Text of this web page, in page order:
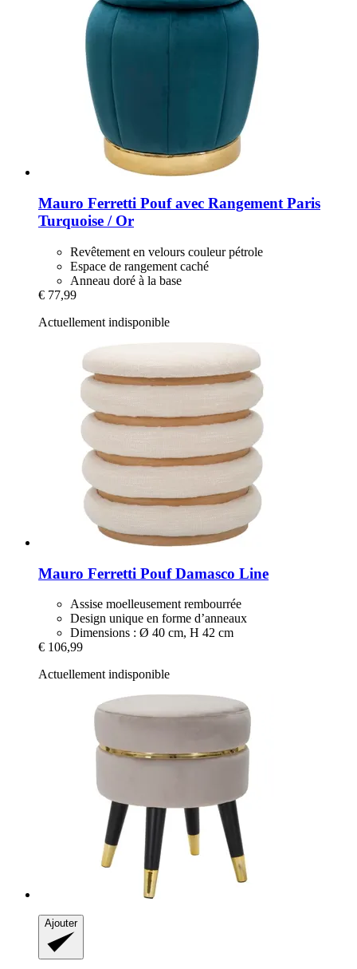
Mauro Ferretti Pouf avec Rangement Paris
Turquoise / Or
Revêtement en velours couleur pétrole
Espace de rangement caché
Anneau doré à la base
€ 77,99
Actuellement indisponible
Mauro Ferretti Pouf Damasco Line
Assise moelleusement rembourrée
Design unique en forme d’anneaux
Dimensions : Ø 40 cm, H 42 cm
€ 106,99
Actuellement indisponible
Ajouter